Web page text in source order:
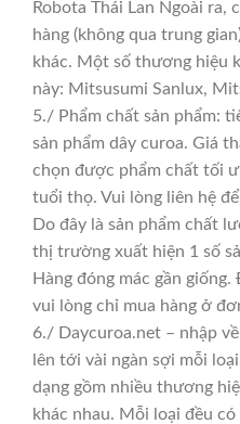
Robota Thái Lan Ngoài
hàng (không qua trung
khác. Một số thương hiệu
này: Mitsusumi Sanlux,
5./ Phẩm chất sản phẩm:
sản phẩm dây curoa. Giá
chọn được phẩm chất tối
tuổi thọ. Vui lòng liên hệ
Do đây là sản phẩm chất
thị trường xuất hiện 1 số
Hàng đóng mác gần
vui lòng chỉ mua hàng ở
6./ Daycuroa.net – nhập
lên tới vài ngàn sợi mỗi
dạng gồm nhiều thương
khác nhau. Mỗi loại đều